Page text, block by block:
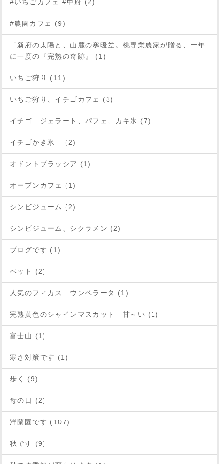
#いちごカフェ #甲府 (2)
#農園カフェ (9)
「新府の太陽と、山麓の寒暖差。桃専業農家が贈る、一年
に一度の『完熟の奇跡』 (1)
いちご狩り (11)
いちご狩り、イチゴカフェ (3)
イチゴ ジェラート、パフェ、カキ氷 (7)
イチゴかき氷 (2)
オドントブラッシア (1)
オープンカフェ (1)
シンビジューム (2)
シンビジューム、シクラメン (2)
ブログです (1)
ペット (2)
人気のフィカス ウンベラータ (1)
完熟黄色のシャインマスカット 甘～い (1)
富士山 (1)
寒さ対策です (1)
歩く (9)
母の日 (2)
洋蘭園です (107)
秋です (9)